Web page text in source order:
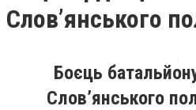
Слов’янського
Боєць
Слов’янського